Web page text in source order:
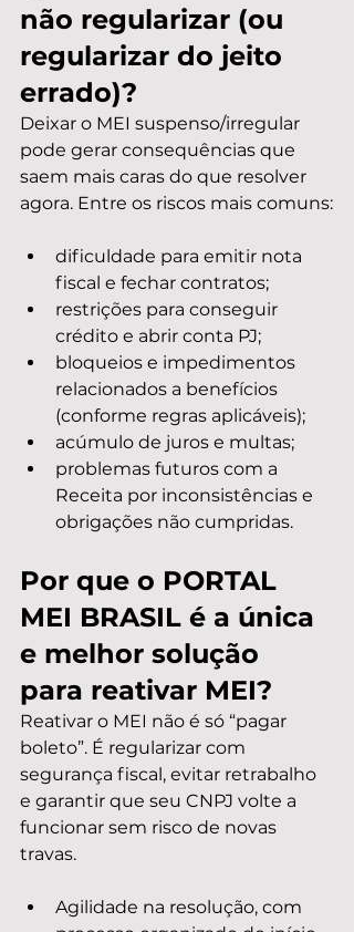
não regularizar (ou
regularizar do jeito
errado)?
Deixar o MEI suspenso/irregular
pode gerar consequências que
saem mais caras do que resolver
agora. Entre os riscos mais comuns:
dificuldade para emitir nota
fiscal e fechar contratos;
restrições para conseguir
crédito e abrir conta PJ;
bloqueios e impedimentos
relacionados a benefícios
(conforme regras aplicáveis);
acúmulo de juros e multas;
problemas futuros com a
Receita por inconsistências e
obrigações não cumpridas.
Por que o PORTAL
MEI BRASIL é a única
e melhor solução
para reativar MEI?
Reativar o MEI não é só “pagar
boleto”. É regularizar com
segurança fiscal, evitar retrabalho
e garantir que seu CNPJ volte a
funcionar sem risco de novas
travas.
Agilidade na resolução, com